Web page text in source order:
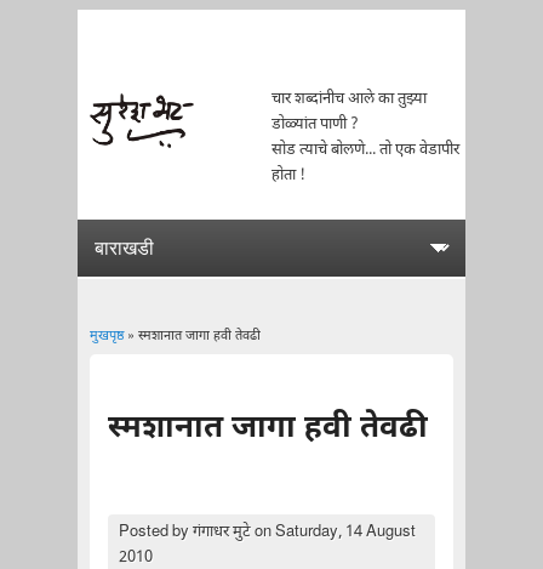
चार शब्दांनीच आले का तुझ्या
डोळ्यांत पाणी ?
सोड त्याचे बोलणे... तो एक वेडापीर
होता !
मुखपृष्ठ» स्मशानात जागा हवी तेवढी
स्मशानात जागा हवी तेवढी
Posted byगंगाधर मुटेon Saturday, 14 August
2010